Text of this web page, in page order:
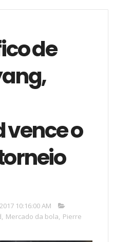
de
o
10:16:00 AM
, Mercado da bola, Pierre